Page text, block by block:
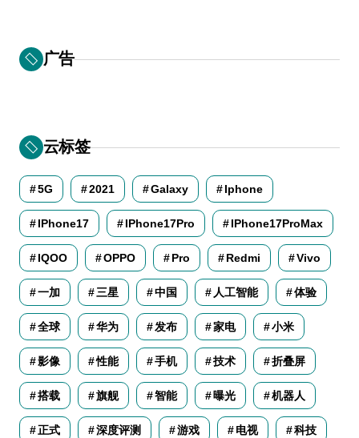
广告
云标签
5G 2021 Galaxy Iphone
IPhone17 IPhone17Pro IPhone17ProMax
IQOO OPPO Pro Redmi Vivo
一加 三星 中国 人工智能 体验
全球 华为 发布 家电 小米
影像 性能 手机 技术 折叠屏
搭载 旗舰 智能 曝光 机器人
正式 深度评测 游戏 电视 科技